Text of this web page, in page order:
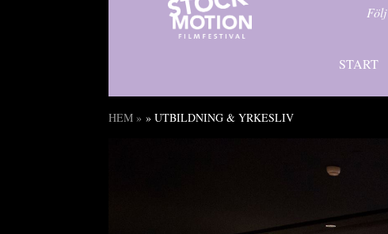
START
HEM » » UTBILDNING & YRKESLIV